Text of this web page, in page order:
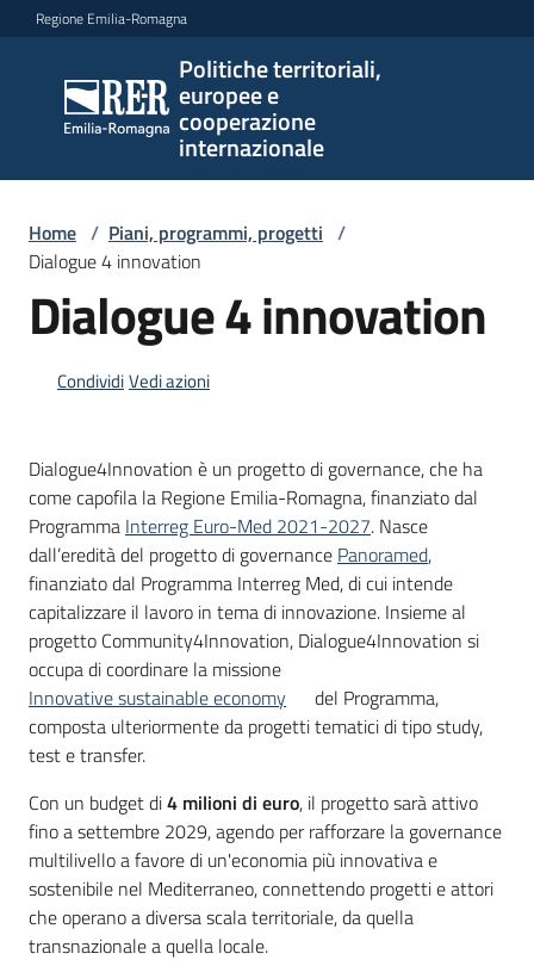
Vai al contenuto
Vai alla navigazione
Vai al footer
Regione Emilia-Romagna
Politiche territoriali,
europee e
cooperazione
internazionale
Politiche
territoriali,
europee e
cooperazione
Argomenti
Servizi
Leggi
Atti
Bandi
Piani
Programmi
Progetti
Menu selezionato
Nucleo
di
valutazione
Home / Piani, programmi, progetti /
Dialogue 4 innovation
Dialogue 4 innovation
CondividiVedi azioni
Dialogue4Innovation è un progetto di governance, che ha
come capofila la Regione Emilia-Romagna, finanziato dal
Programma Interreg Euro-Med 2021-2027. Nasce
dall’eredità del progetto di governance Panoramed,
finanziato dal Programma Interreg Med, di cui intende
capitalizzare il lavoro in tema di innovazione. Insieme al
progetto Community4Innovation, Dialogue4Innovation si
occupa di coordinare la missione
Innovative sustainable economy
del Programma,
composta ulteriormente da progetti tematici di tipo study,
test e transfer.
Con un budget di4 milioni di euro, il progetto sarà attivo
fino a settembre 2029, agendo per rafforzare la governance
multilivello a favore di un'economia più innovativa e
sostenibile nel Mediterraneo, connettendo progetti e attori
che operano a diversa scala territoriale, da quella
transnazionale a quella locale.